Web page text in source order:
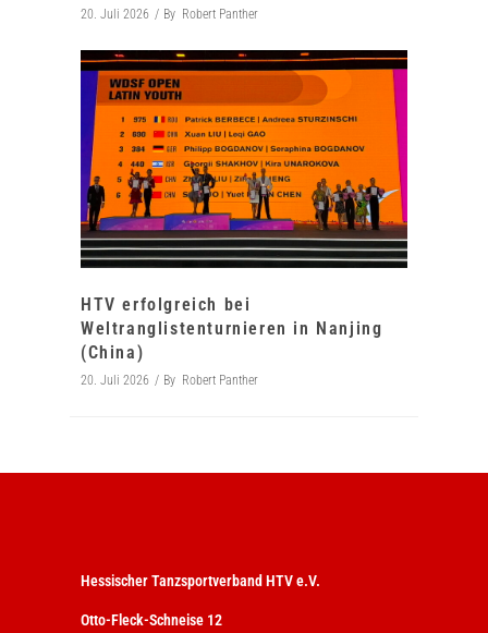
20. Juli 2026 By Robert Panther
HTV erfolgreich bei
Weltranglistenturnieren in Nanjing
(China)
20. Juli 2026 By Robert Panther
Hessischer Tanzsportverband HTV e.V.
Otto-Fleck-Schneise 12